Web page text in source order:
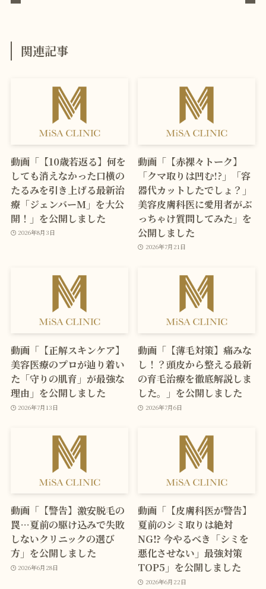
関連記事
動画「【10歳若返る】何を
しても消えなかった口横の
たるみを引き上げる最新治
療「ジェンバーM」を大公
開！」を公開しました
2026年8月3日
動画「【赤裸々トーク】
「クマ取りは凹む!?」「容
器代カットしたでしょ？」
美容皮膚科医に愛用者がぶ
っちゃけ質問してみた」を
公開しました
2026年7月21日
動画「【正解スキンケア】
美容医療のプロが辿り着い
た「守りの肌育」が最強な
理由」を公開しました
2026年7月13日
動画「【薄毛対策】痛みな
し！？頭皮から整える最新
の育毛治療を徹底解説しま
した。」を公開しました
2026年7月6日
動画「【警告】激安脱毛の
罠…夏前の駆け込みで失敗
しないクリニックの選び
方」を公開しました
2026年6月28日
動画「【皮膚科医が警告】
夏前のシミ取りは絶対
NG⁉ 今やるべき「シミを
悪化させない」最強対策
TOP5」を公開しました
2026年6月22日